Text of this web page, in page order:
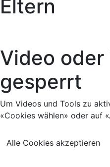
Eltern
Video oder
gesperrt
Um Videos und Tools zu
«Cookies wählen» oder auf
Alle Cookies akzeptieren